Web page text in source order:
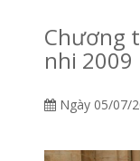
Chương
nhi 2009
Ngày 05/07/